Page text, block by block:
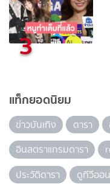
3
แท็กยอดนิยม
ข่าวบันเทิง ดารา
อินสตราแกรมดารา
ประวัติดารา
ดูทีวีออ